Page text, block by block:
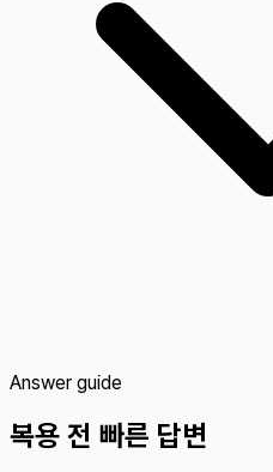
Answer guide
복용 전 빠른 답변